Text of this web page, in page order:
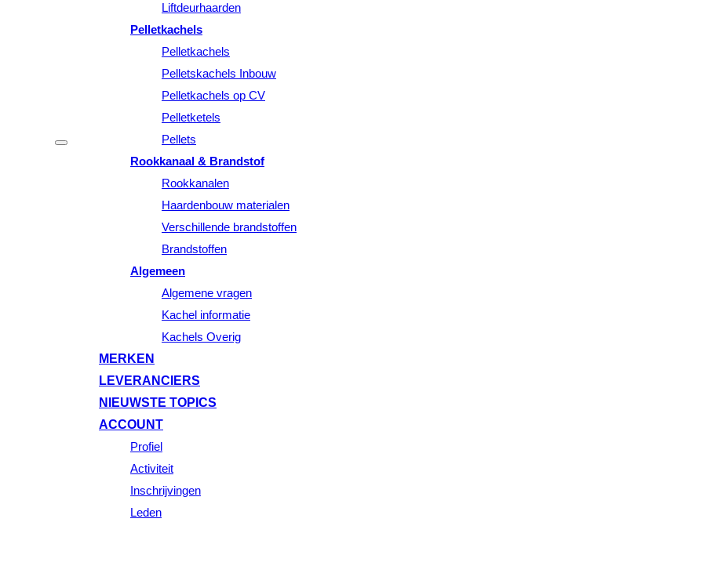
Liftdeurhaarden
Pelletkachels
Pelletkachels
Pelletskachels Inbouw
Pelletkachels op CV
Pelletketels
Pellets
Rookkanaal & Brandstof
Rookkanalen
Haardenbouw materialen
Verschillende brandstoffen
Brandstoffen
Algemeen
Algemene vragen
Kachel informatie
Kachels Overig
MERKEN
LEVERANCIERS
NIEUWSTE TOPICS
ACCOUNT
Profiel
Activiteit
Inschrijvingen
Leden